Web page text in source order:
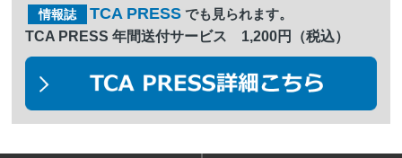
情報誌 TCA PRESS でも見られます。
TCA PRESS 年間送付サービス 1,200円（税込）